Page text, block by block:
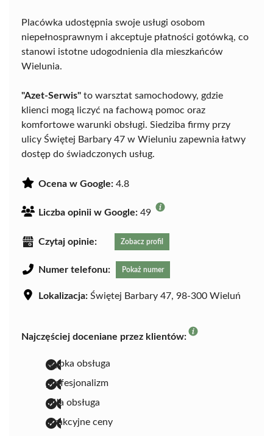
Placówka udostępnia swoje usługi osobom
niepełnosprawnym i akceptuje płatności gotówką, co
stanowi istotne udogodnienia dla mieszkańców
Wielunia.
"Azet-Serwis" to warsztat samochodowy, gdzie
klienci mogą liczyć na fachową pomoc oraz
komfortowe warunki obsługi. Siedziba firmy przy
ulicy Świętej Barbary 47 w Wieluniu zapewnia łatwy
dostęp do świadczonych usług.
Ocena w Google: 4.8
Liczba opinii w Google: 49
Czytaj opinie: Zobacz profil
Numer telefonu: Pokaż numer
Lokalizacja: Świętej Barbary 47, 98-300 Wieluń
Najczęściej doceniane przez klientów:
szybka obsługa
profesjonalizm
miła obsługa
atrakcyjne ceny